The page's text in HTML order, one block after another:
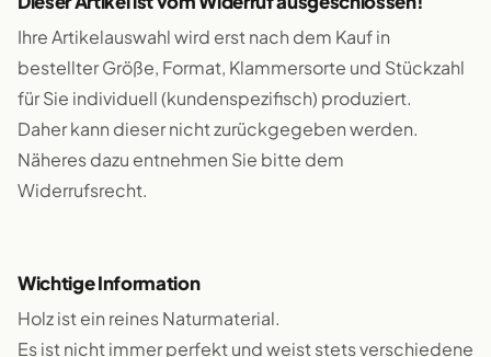
Ihre Artikelauswahl wird erst nach dem Kauf in
bestellter Größe, Format, Klammersorte und Stückzahl
für Sie individuell (kundenspezifisch) produziert.
Daher kann dieser nicht zurückgegeben werden.
Näheres dazu entnehmen Sie bitte dem
Widerrufsrecht.
Wichtige Information
Holz ist ein reines Naturmaterial.
Es ist nicht immer perfekt und weist stets verschiedene